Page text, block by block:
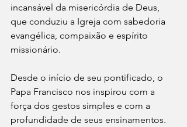
incansável da misericórdia de Deus,
que conduziu a Igreja com sabedoria
evangélica, compaixão e espírito
missionário.
Desde o início de seu pontificado, o
Papa Francisco nos inspirou com a
força dos gestos simples e com a
profundidade de seus ensinamentos.